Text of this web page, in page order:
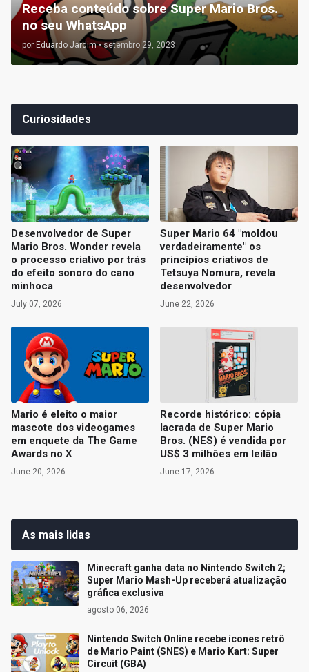
Receba conteúdo sobre Super Mario Bros.
no seu WhatsApp
por Eduardo Jardim • setembro 29, 2023
Curiosidades
Desenvolvedor de Super
Mario Bros. Wonder revela
o processo criativo por trás
do efeito sonoro do cano
minhoca
July 07, 2026
Super Mario 64 "moldou
verdadeiramente" os
princípios criativos de
Tetsuya Nomura, revela
desenvolvedor
June 22, 2026
Mario é eleito o maior
mascote dos videogames
em enquete da The Game
Awards no X
June 20, 2026
Recorde histórico: cópia
lacrada de Super Mario
Bros. (NES) é vendida por
US$ 3 milhões em leilão
June 17, 2026
As mais lidas
Minecraft ganha data no Nintendo Switch 2;
Super Mario Mash-Up receberá atualização
gráfica exclusiva
agosto 06, 2026
Nintendo Switch Online recebe ícones retrô
de Mario Paint (SNES) e Mario Kart: Super
Circuit (GBA)